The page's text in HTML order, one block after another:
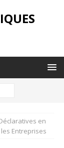
en
Entreprises